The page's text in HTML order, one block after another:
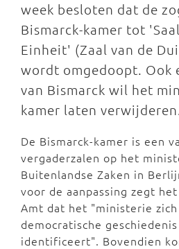
week besloten dat de
Bismarck-kamer tot
Einheit' (Zaal van de
wordt omgedoopt. Ook
van Bismarck wil het
kamer laten
De Bismarck-kamer is een
vergaderzalen op het
Buitenlandse Zaken in
voor de aanpassing zegt
Amt dat het "ministerie
democratische
identificeert". Bovendien